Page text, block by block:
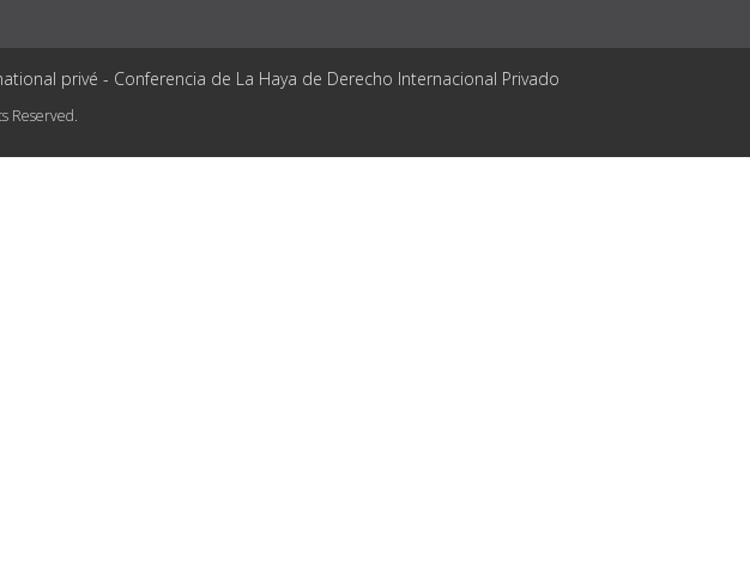
privé - Conferencia de La Haya de Derecho Internacional Privado
Reserved.